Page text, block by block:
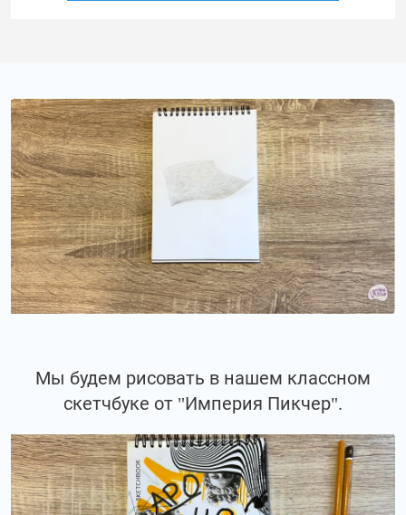
Мы будем рисовать в нашем классном
скетчбуке от "Империя Пикчер".